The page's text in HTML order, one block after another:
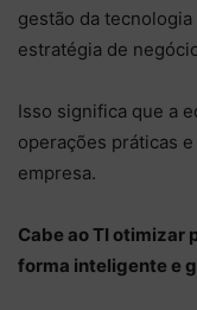
gestão da
estratégia de
Isso significa que a
operações práticas
empresa.
Cabe ao TI otimizar
forma inteligente e